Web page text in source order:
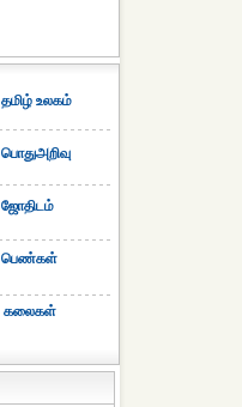
தமிழ் உலகம்
பொதுஅறிவு
ஜோதிடம்
பெண்கள்
கலைகள்